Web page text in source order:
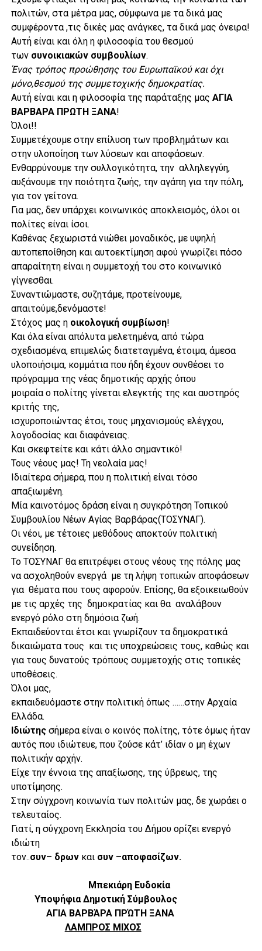
πολιτών, στα μέτρα μας, σύμφωνα με τα δικά μας
συμφέροντα ,τις δικές μας ανάγκες, τα δικά μας όνειρα!
Αυτή είναι και όλη η φιλοσοφία του θεσμού
των συνοικιακών συμβουλίων.
Ένας τρόπος προώθησης του Ευρωπαϊκού και όχι
μόνο,θεσμού της συμμετοχικής δημοκρατίας.
Αυτή είναι και η φιλοσοφία της παράταξης μας ΑΓΙΑ
ΒΑΡΒΑΡΑ ΠΡΩΤΗ ΞΑΝΑ!
Όλοι!!
Συμμετέχουμε στην επίλυση των προβλημάτων και
στην υλοποίηση των λύσεων και αποφάσεων.
Ενθαρρύνουμε την συλλογικότητα, την αλληλεγγύη,
αυξάνουμε την ποιότητα ζωής, την αγάπη για την πόλη,
για τον γείτονα.
Για μας, δεν υπάρχει κοινωνικός αποκλεισμός, όλοι οι
πολίτες είναι ίσοι.
Καθένας ξεχωριστά νιώθει μοναδικός, με υψηλή
αυτοπεποίθηση και αυτοεκτίμηση αφού γνωρίζει πόσο
απαραίτητη είναι η συμμετοχή του στο κοινωνικό
γίγνεσθαι.
Συναντιώμαστε, συζητάμε, προτείνουμε,
απαιτούμε,δενόμαστε!
Στόχος μας ηοικολογική συμβίωση!
Και όλα είναι απόλυτα μελετημένα, από τώρα
σχεδιασμένα, επιμελώς διατεταγμένα, έτοιμα, άμεσα
υλοποιήσιμα, κομμάτια που ήδη έχουν συνθέσει το
πρόγραμμα της νέας δημοτικής αρχής όπου
μοιραία ο πολίτης γίνεται ελεγκτής της και αυστηρός
κριτής της,
ισχυροποιώντας έτσι, τους μηχανισμούς ελέγχου,
λογοδοσίας και διαφάνειας.
Και σκεφτείτε και κάτι άλλο σημαντικό!
Τους νέους μας! Τη νεολαία μας!
Ιδιαίτερα σήμερα, που η πολιτική είναι τόσο
απαξιωμένη.
Μία καινοτόμος δράση είναι η συγκρότηση Τοπικού
Συμβουλίου Νέων Αγίας Βαρβάρας(ΤΟΣΥΝΑΓ).
Οι νέοι, με τέτοιες μεθόδους αποκτούν πολιτική
συνείδηση.
Το ΤΟΣΥΝΑΓ θα επιτρέψει στους νέους της πόλης μας
να ασχοληθούν ενεργά με τη λήψη τοπικών αποφάσεων
για θέματα που τους αφορούν. Επίσης, θα εξοικειωθούν
με τις αρχές της δημοκρατίας και θα αναλάβουν
ενεργό ρόλο στη δημόσια ζωή.
Εκπαιδεύονται έτσι και γνωρίζουν τα δημοκρατικά
δικαιώματα τους και τις υποχρεώσεις τους, καθώς και
για τους δυνατούς τρόπους συμμετοχής στις τοπικές
υποθέσεις.
Όλοι μας,
εκπαιδευόμαστε στην πολιτική όπως ……στην Αρχαία
Ελλάδα.
Ιδιώτηςσήμερα είναι ο κοινός πολίτης, τότε όμως ήταν
αυτός που ιδιώτευε, που ζούσε κάτ’ ιδίαν ο μη έχων
πολιτικήν αρχήν.
Είχε την έννοια της απαξίωσης, της ύβρεως, της
υποτίμησης.
Στην σύγχρονη κοινωνία των πολιτών μας, δε χωράει ο
τελευταίος.
Γιατί, η σύγχρονη Εκκλησία του Δήμου ορίζει ενεργό
ιδιώτη
τον..συν– δρωνκαι συν–αποφασίζων.
Μπεκιάρη Ευδοκία
Υποψήφια Δημοτική Σύμβουλος
ΑΓΙΑ ΒΑΡΒΆΡΑ ΠΡΏΤΗ ΞΑΝΑ
ΛΑΜΠΡΟΣ ΜΙΧΟΣ